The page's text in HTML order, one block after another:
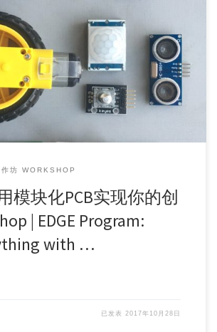
EDGE PROGRAM: Make anything with Modul
作坊 WORKSHOP
模块化PCB实现你的创
| EDGE Program:
with …
已发表2017年10月28日